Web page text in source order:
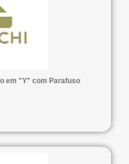
em "Y" com Parafuso